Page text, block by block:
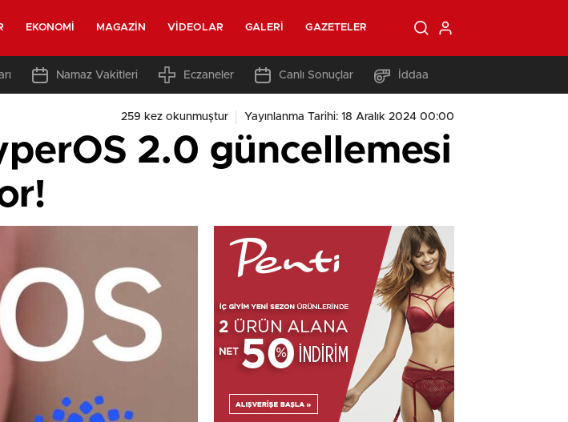
EKONOMI MAGAZIN VIDEOLAR GALERI GAZETELER
Namaz Vakitleri Eczaneler Canlı Sonuçlar İddaa
259 kez okunmuştur Yayınlanma Tarihi: 18 Aralık 2024 00:00
2.0 güncellemesi